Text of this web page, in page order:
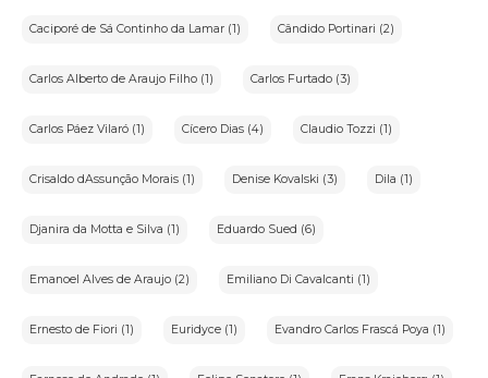
Caciporé de Sá Continho da Lamar (1) Cândido Portinari (2)
Carlos Alberto de Araujo Filho (1) Carlos Furtado (3)
Carlos Páez Vilaró (1) Cícero Dias (4) Claudio Tozzi (1)
Crisaldo dAssunção Morais (1) Denise Kovalski (3) Dila (1)
Djanira da Motta e Silva (1) Eduardo Sued (6)
Emanoel Alves de Araujo (2) Emiliano Di Cavalcanti (1)
Ernesto de Fiori (1) Euridyce (1) Evandro Carlos Frascá Poya (1)